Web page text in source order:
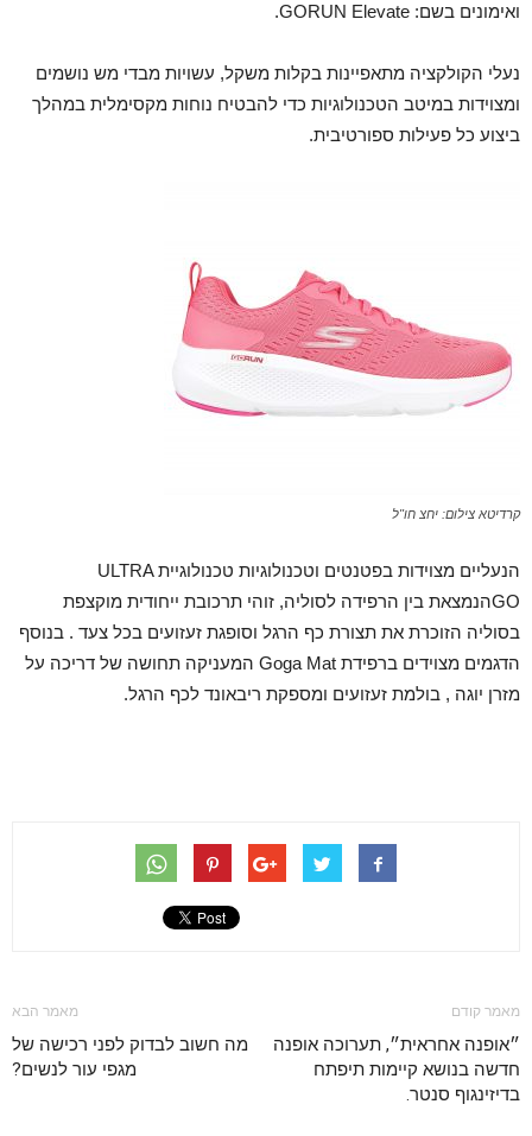
ואימונים בשם: GORUN Elevate.
נעלי הקולקציה מתאפיינות בקלות משקל, עשויות מבדי מש נושמים
ומצוידות במיטב הטכנולוגיות כדי להבטיח נוחות מקסימלית במהלך
ביצוע כל פעילות ספורטיבית.
קרדיטא צילום: יחצ חו"ל
הנעליים מצוידות בפטנטים וטכנולוגיות טכנולוגיית ULTRA
GOהנמצאת בין הרפידה לסוליה, זוהי תרכובת ייחודית מוקצפת
בסוליה הזוכרת את תצורת כף הרגל וסופגת זעזועים בכל צעד . בנוסף
הדגמים מצוידים ברפידת Goga Mat המעניקה תחושה של דריכה על
מזרן יוגה , בולמת זעזועים ומספקת ריבאונד לכף הרגל.
מאמר קודם
״אופנה אחראית״, תערוכה אופנה
חדשה בנושא קיימות תיפתח
בדיזינגוף סנטר.
מאמר הבא
מה חשוב לבדוק לפני רכישה של
מגפי עור לנשים?